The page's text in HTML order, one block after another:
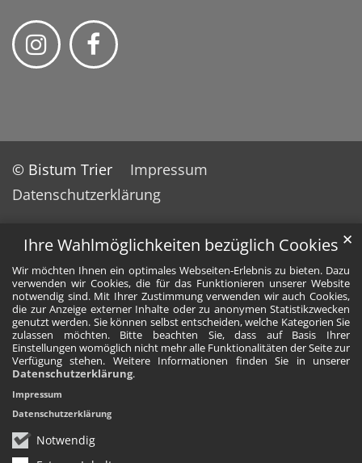
Ihre Wahlmöglichkeiten bezüglich Cookies
Wir möchten Ihnen ein optimales Webseiten-Erlebnis zu bieten. Dazu
verwenden wir Cookies, die für das Funktionieren unserer Website
notwendig sind. Mit Ihrer Zustimmung verwenden wir auch Cookies,
die zur Anzeige externer Inhalte oder zu anonymen Statistikzwecken
genutzt werden. Sie können selbst entscheiden, welche Kategorien Sie
zulassen möchten. Bitte beachten Sie, dass auf Basis Ihrer
Einstellungen womöglich nicht mehr alle Funktionalitäten der Seite zur
Verfügung stehen. Weitere Informationen finden Sie in unserer
Datenschutzerklärung.
Notwendig
✕
Impressum
Datenschutzerklärung
© Bistum Trier
Impressum
Datenschutzerklärung